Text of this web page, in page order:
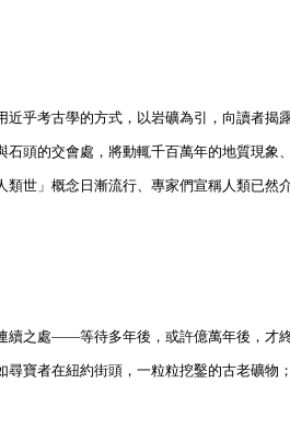
乎考古學的方式，以岩礦為引，向讀者揭
頭的交會處，將動輒千百萬年的地質現象
世」概念日漸流行、專家們宣稱人類已然
續之處——等待多年後，或許億萬年後，才
寶者在紐約街頭，一粒粒挖鑿的古老礦物